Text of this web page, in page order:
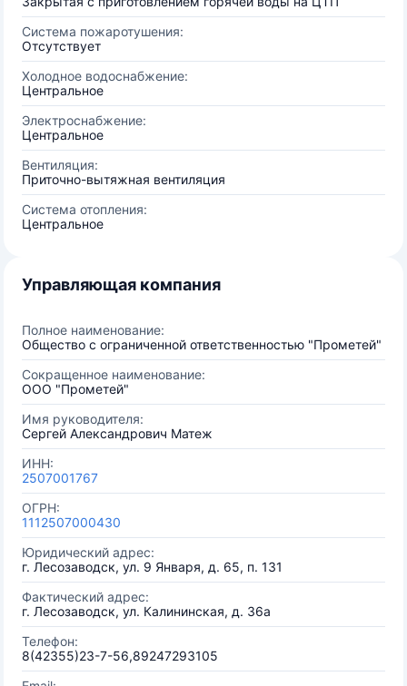
Система пожаротушения:
Отсутствует
Холодное водоснабжение:
Центральное
Электроснабжение:
Центральное
Вентиляция:
Приточно-вытяжная вентиляция
Система отопления:
Центральное
Управляющая компания
Полное наименование:
Общество с ограниченной ответственностью "Прометей"
Сокращенное наименование:
ООО "Прометей"
Имя руководителя:
Сергей Александрович Матеж
ИНН:
2507001767
ОГРН:
1112507000430
Юридический адрес:
г. Лесозаводск, ул. 9 Января, д. 65, п. 131
Фактический адрес:
г. Лесозаводск, ул. Калининская, д. 36а
Телефон:
8(42355)23-7-56,89247293105